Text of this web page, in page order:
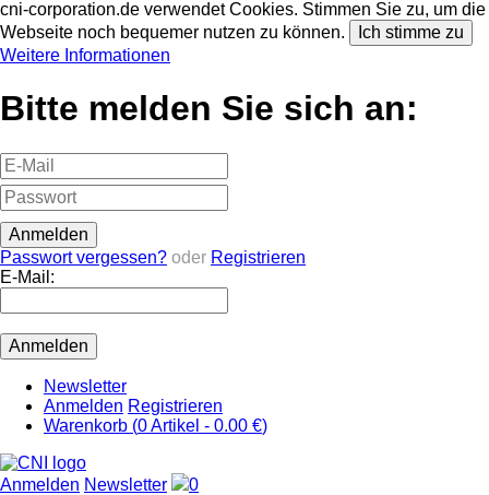
cni-corporation.de verwendet Cookies. Stimmen Sie zu, um die
Webseite noch bequemer nutzen zu können.
Ich stimme zu
Weitere Informationen
Bitte melden Sie sich an:
Passwort vergessen? oder Registrieren
E-Mail:
Newsletter
Anmelden Registrieren
Warenkorb (0Artikel - 0.00 €)
Anmelden Newsletter 0